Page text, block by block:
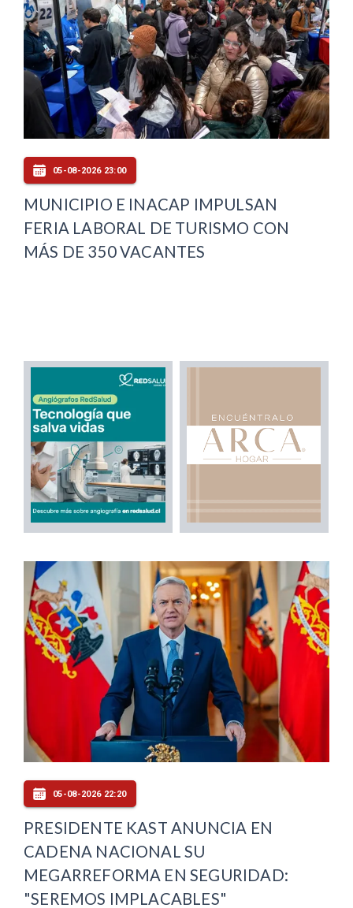
05-08-2026 23:00
MUNICIPIO E INACAP IMPULSAN
FERIA LABORAL DE TURISMO CON
MÁS DE 350 VACANTES
05-08-2026 22:20
PRESIDENTE KAST ANUNCIA EN
CADENA NACIONAL SU
MEGARREFORMA EN SEGURIDAD:
"SEREMOS IMPLACABLES"